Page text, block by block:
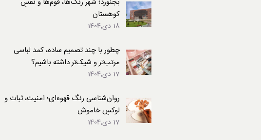
کوهستان
18 دی,1404
چطور با چند تصمیم ساده، کمد لباسی
مرتب‌تر و شیک‌تر داشته باشیم؟
17 دی,1404
روان‌شناسی رنگ قهوه‌ای؛ امنیت، ثبات و
لوکسِ خاموش
17 دی,1404